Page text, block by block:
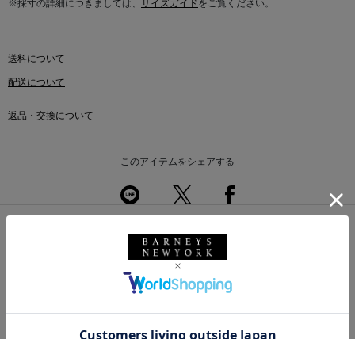
※採寸の詳細につきましては、 サイズガイドをご覧ください。
送料について
配送について
返品・交換について
このアイテムをシェアする
このアイテムを使用したスタイリング